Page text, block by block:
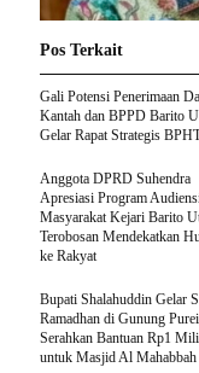
Pos Terkait
Gali Potensi Penerimaan
Kantah dan BPPD Barito
Gelar Rapat Strategis
Anggota DPRD Suhendra
Apresiasi Program
Masyarakat Kejari Barito
Terobosan Mendekatkan
ke Rakyat
Bupati Shalahuddin Gelar
Ramadhan di Gunung
Serahkan Bantuan Rp1
untuk Masjid Al Mahabbah